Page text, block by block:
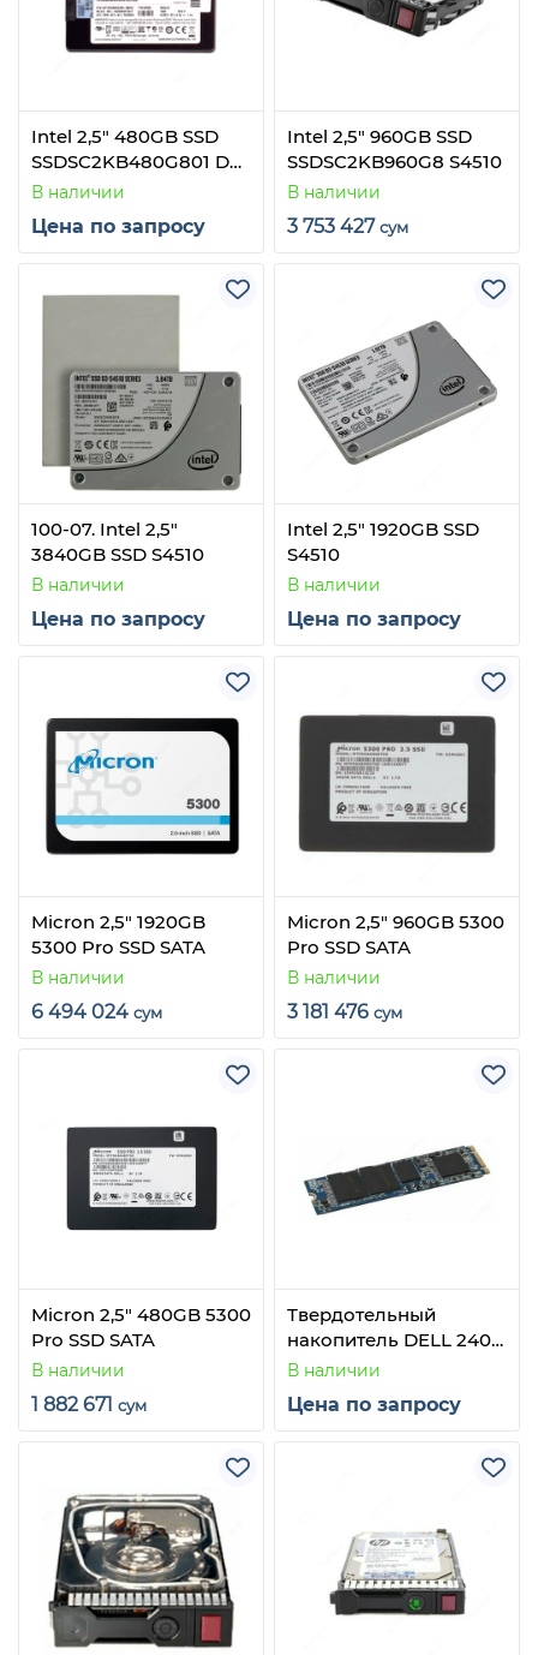
Intel 2,5" 480GB SSD
SSDSC2KB480G801 D3-
S4510
В наличии
Цена по запросу
Intel 2,5" 960GB SSD
SSDSC2KB960G8 S4510
В наличии
3 753 427сум
100-07. Intel 2,5"
3840GB SSD S4510
В наличии
Цена по запросу
Intel 2,5" 1920GB SSD
S4510
В наличии
Цена по запросу
Micron 2,5" 1920GB
5300 Pro SSD SATA
В наличии
6 494 024 сум
Micron 2,5" 960GB 5300
Pro SSD SATA
В наличии
3 181 476 сум
Micron 2,5" 480GB 5300
Pro SSD SATA
В наличии
1 882 671 сум
Твердотельный
накопитель DELL 240
GB 400-ASDQ
В наличии
Цена по запросу